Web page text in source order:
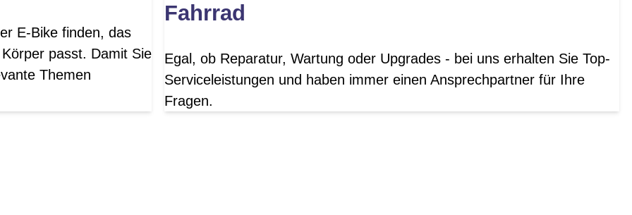
E-Bike finden, das
passt. Damit Sie
Themen
Fahrrad
Egal, ob Reparatur, Wartung oder Upgrades - bei uns erhalten Sie Top-
Serviceleistungen und haben immer einen Ansprechpartner für Ihre
Fragen.